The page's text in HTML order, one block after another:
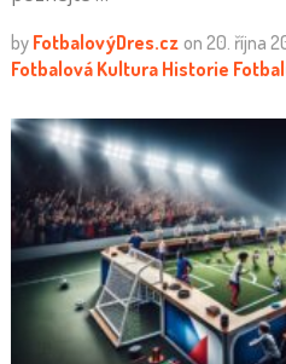
by FotbalovýDres.cz on 20. října
Fotbalová Kultura Historie